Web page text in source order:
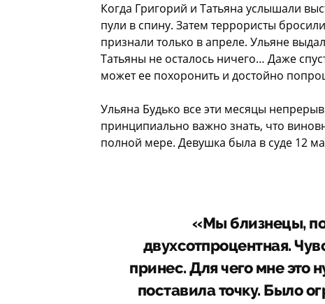
Когда Григорий и Татьяна услышали
пули в спину. Затем террористы
признали только в апреле. Ульяне
Татьяны не осталось ничего… Даже
может ее похоронить и достойно
Ульяна Будько все эти месяцы
принципиально важно знать, что
полной мере. Девушка была в суде 12
«Мы близнецы,
двухсотпроцентная.
принес. Для чего мне это
поставила точку. Было